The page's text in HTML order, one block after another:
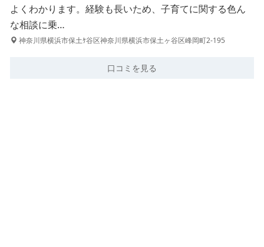
よくわかります。経験も長いため、子育てに関する色ん
な相談に乗…
神奈川県横浜市保土ｹ谷区神奈川県横浜市保土ヶ谷区峰岡町2-195
口コミを見る